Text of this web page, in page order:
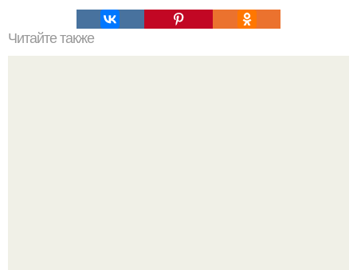
Читайте также